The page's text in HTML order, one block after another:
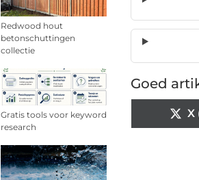
Redwood hout
betonschuttingen
collectie
Gratis tools voor keyword
research
Goed
X